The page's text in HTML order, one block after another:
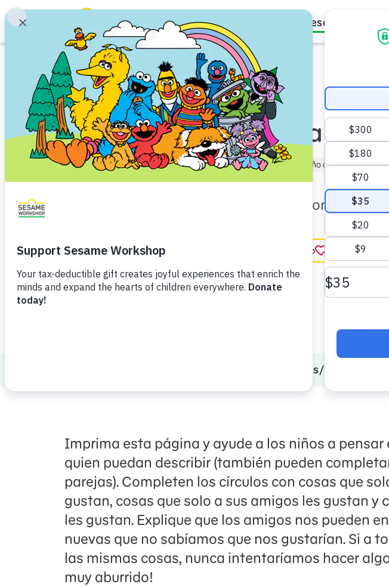
Family Resources
Buscar
Family Resources
ABCs and 123s
Healthy Minds and Bodies
Tough Topics
Courses and Webinars
Games and Storybooks
Our Work
Imprimible
Las diferencias son
Habilidades socio-emocionales La amistad y la comunidad
Niño de Kindergarten
Exploren las similitudes y diferencias con esta
Descargar Compartir Agregar favorito in
Social Emotional Skills
Imprima esta página y ayude a los niños a pensar
quien puedan describir (también pueden
parejas). Completen los círculos con cosas que
gustan, cosas que solo a sus amigos les gustan y
les gustan. Explique que los amigos nos pueden
nuevas que no sabíamos que nos gustarían. Si a
las mismas cosas, nunca intentaríamos hacer
muy aburrido!